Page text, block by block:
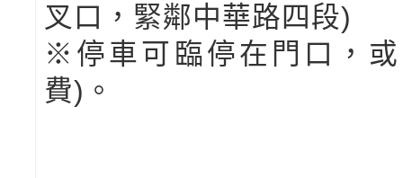
叉口，緊鄰中華路四段)
※停車可臨停在門口，
費)。